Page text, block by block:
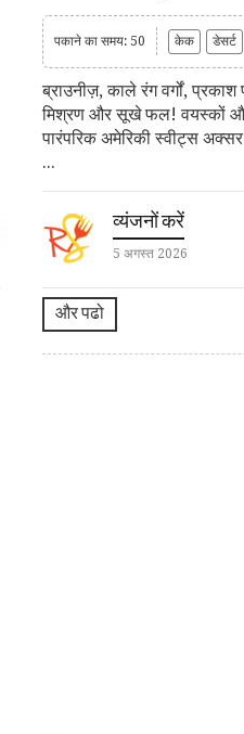
पकाने का समय: 50 केक डेसर्ट
ब्राउनीज़, काले रंग वर्गों,
मिश्रण और सूखे फल! वयस्कों और
पारंपरिक अमेरिकी स्वीट्स
...
व्यंजनों करें
5 अगस्त 2026
और पढो